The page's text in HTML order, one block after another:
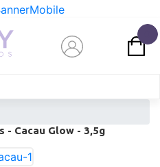
- Cacau Glow - 3,5g